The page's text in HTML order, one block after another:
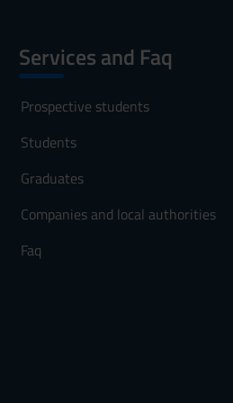
Services and Faq
Prospective students
Students
Graduates
Companies and local authorities
Faq